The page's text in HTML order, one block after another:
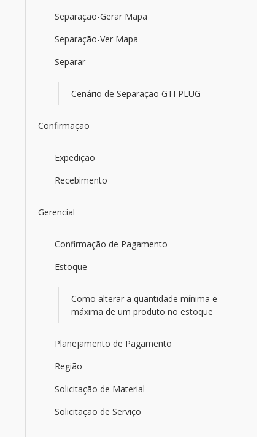
Separação-Gerar Mapa
Separação-Ver Mapa
Separar
Cenário de Separação GTI PLUG
Confirmação
Expedição
Recebimento
Gerencial
Confirmação de Pagamento
Estoque
Como alterar a quantidade mínima e
máxima de um produto no estoque
Planejamento de Pagamento
Região
Solicitação de Material
Solicitação de Serviço